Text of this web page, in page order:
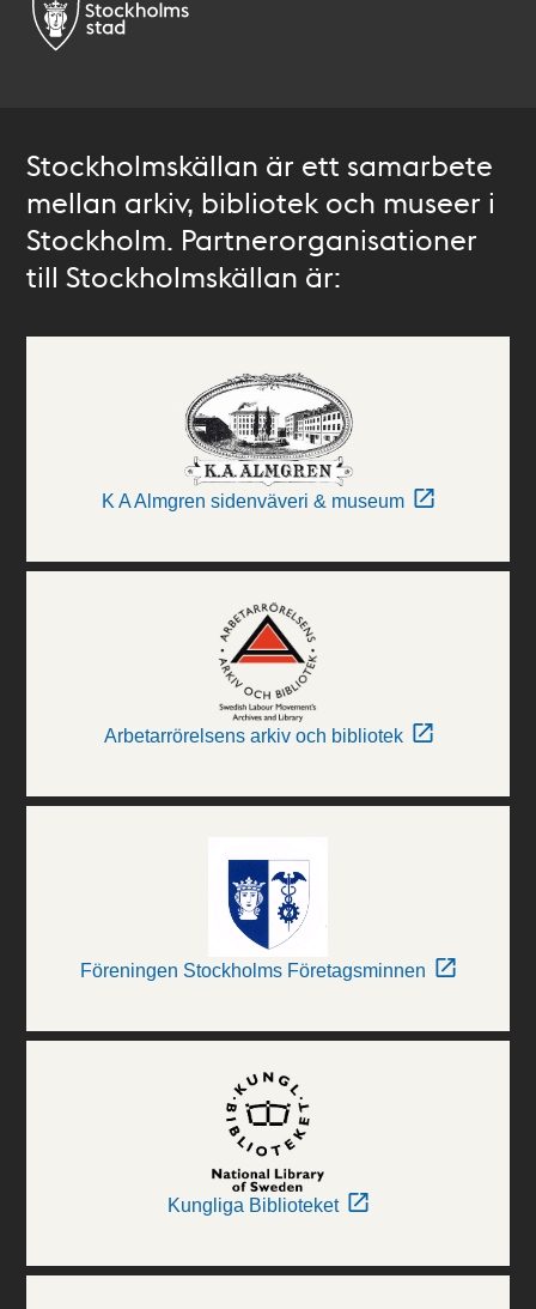
Stockholmskällan är ett samarbete
mellan arkiv, bibliotek och museer i
Stockholm. Partnerorganisationer
till Stockholmskällan är:
K A Almgren sidenväveri & museum
Arbetarrörelsens arkiv och bibliotek
Föreningen Stockholms Företagsminnen
Kungliga Biblioteket